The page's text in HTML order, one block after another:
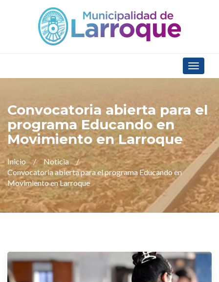
Toggle
Convocatoria abierta para el
programa Educando en
Movimiento en Larroque
Inicio
Noticia
Convocatoria abierta para el programa Educando en
Movimiento en Larroque